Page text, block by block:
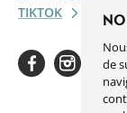
de
TIKTOK